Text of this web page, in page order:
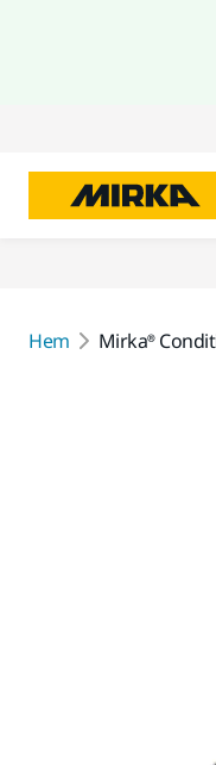
Hem Mirka®